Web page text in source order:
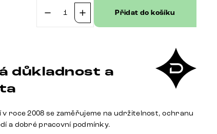
cm
kamenná
dýha
Přidat do košíku
důkladnost a
v roce 2008 se zaměřujeme na udržitelnost, ochranu
a dobré pracovní podmínky.